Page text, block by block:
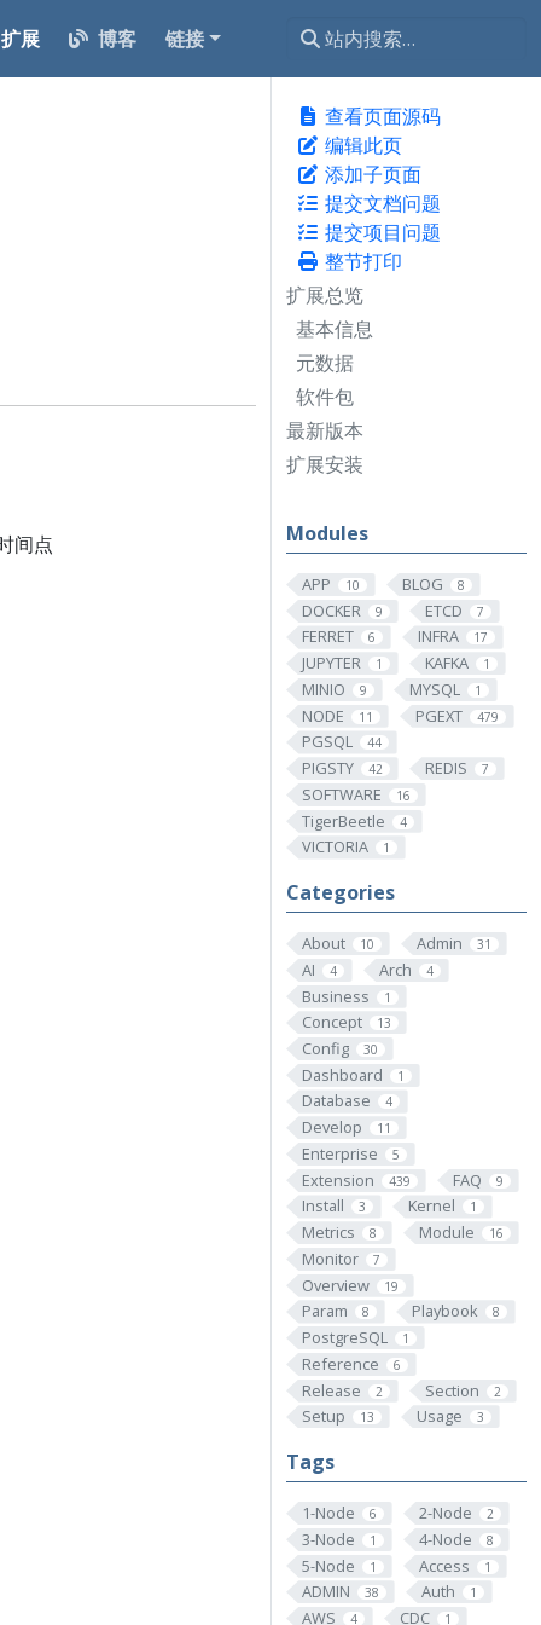
扩展 博客 链接
查看页面源码
编辑此页
添加子页面
提交文档问题
提交项目问题
整节打印
扩展总览
基本信息
元数据
软件包
最新版本
扩展安装
Modules
APP 10 BLOG 8
DOCKER 9 ETCD 7
FERRET 6 INFRA 17
JUPYTER 1 KAFKA 1
MINIO 9 MYSQL 1
NODE 11 PGEXT 479
PGSQL 44
PIGSTY 42 REDIS 7
SOFTWARE 16
TigerBeetle 4
VICTORIA 1
Categories
About 10 Admin 31
AI 4 Arch 4
Business 1
Concept 13
Config 30
Dashboard 1
Database 4
Develop 11
Enterprise 5
Extension 439 FAQ 9
Install 3 Kernel 1
Metrics 8 Module 16
Monitor 7
Overview 19
Param 8 Playbook 8
PostgreSQL 1
Reference 6
Release 2 Section 2
Setup 13 Usage 3
Tags
1-Node 6 2-Node 2
3-Node 1 4-Node 8
5-Node 1 Access 1
ADMIN 38 Auth 1
AWS 4 CDC 1
间点